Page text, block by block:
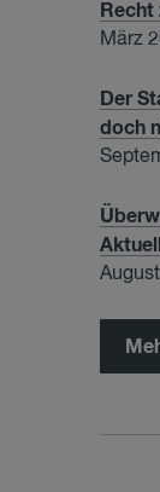
Recht
März
Der
doch